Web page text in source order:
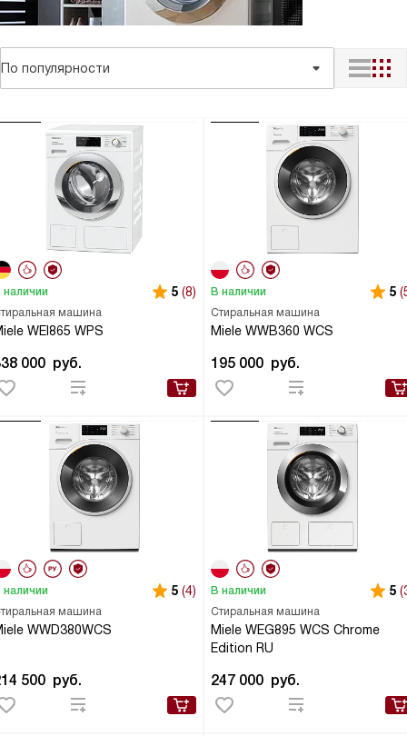
По популярности
машина
WEI865 WPS
наличии 5 (8)
000 руб.
Стиральная машина
Miele WWB360 WCS
В наличии 5
195 000 руб.
машина
WWD380WCS
наличии 5 (4)
500 руб.
Стиральная машина
Miele WEG895 WCS Chrome
Edition RU
В наличии 5
247 000 руб.